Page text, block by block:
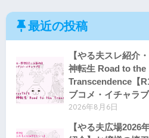
最近の投稿
【やる夫スレ紹介
神転生 Road to the
Transcendence【
ブコメ・イチャラブ
2026年8月6日
【やる夫広場2026